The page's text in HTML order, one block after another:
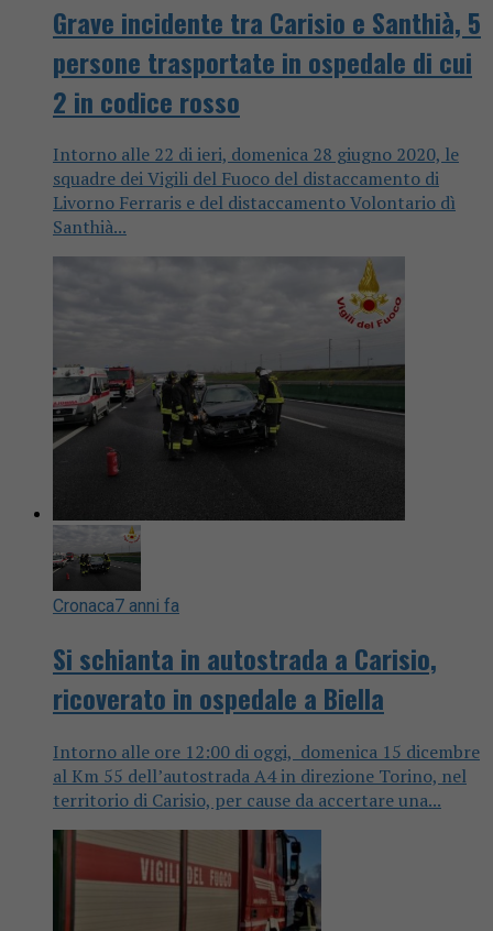
Grave incidente tra Carisio e Santhià, 5
persone trasportate in ospedale di cui
2 in codice rosso
Intorno alle 22 di ieri, domenica 28 giugno 2020, le
squadre dei Vigili del Fuoco del distaccamento di
Livorno Ferraris e del distaccamento Volontario dì
Santhià...
Cronaca7 anni fa
Si schianta in autostrada a Carisio,
ricoverato in ospedale a Biella
Intorno alle ore 12:00 di oggi, domenica 15 dicembre
al Km 55 dell’autostrada A4 in direzione Torino, nel
territorio di Carisio, per cause da accertare una...